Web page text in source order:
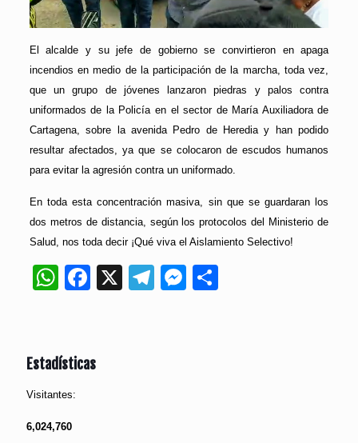
El alcalde y su jefe de gobierno se convirtieron en apaga
incendios en medio de la participación de la marcha, toda vez,
que un grupo de jóvenes lanzaron piedras y palos contra
uniformados de la Policía en el sector de María Auxiliadora de
Cartagena, sobre la avenida Pedro de Heredia y han podido
resultar afectados, ya que se colocaron de escudos humanos
para evitar la agresión contra un uniformado.
En toda esta concentración masiva, sin que se guardaran los
dos metros de distancia, según los protocolos del Ministerio de
Salud, nos toda decir ¡Qué viva el Aislamiento Selectivo!
WhatsApp
Facebook
X Telegram
Messenger
Estadísticas
Visitantes:
6,024,760